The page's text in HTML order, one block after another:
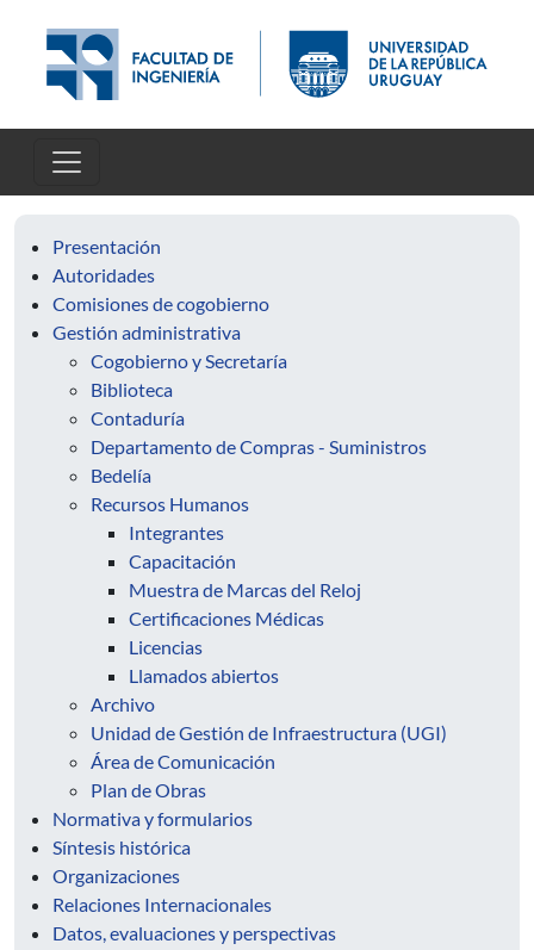
Presentación
Autoridades
Comisiones de cogobierno
Gestión administrativa
Cogobierno y Secretaría
Biblioteca
Contaduría
Departamento de Compras - Suministros
Bedelía
Recursos Humanos
Integrantes
Capacitación
Muestra de Marcas del Reloj
Certificaciones Médicas
Licencias
Llamados abiertos
Archivo
Unidad de Gestión de Infraestructura (UGI)
Área de Comunicación
Plan de Obras
Normativa y formularios
Síntesis histórica
Organizaciones
Relaciones Internacionales
Datos, evaluaciones y perspectivas